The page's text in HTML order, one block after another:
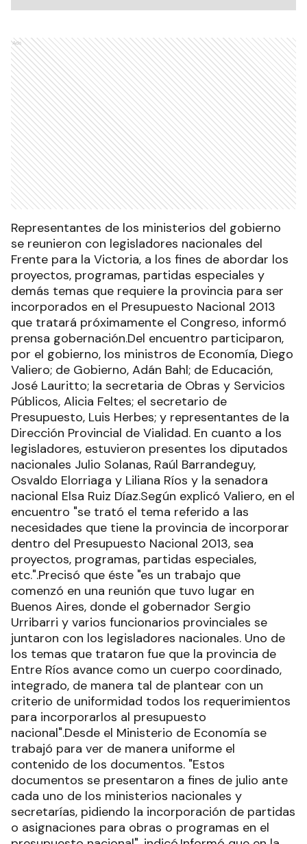
Ads
Representantes de los ministerios del gobierno
se reunieron con legisladores nacionales del
Frente para la Victoria, a los fines de abordar los
proyectos, programas, partidas especiales y
demás temas que requiere la provincia para ser
incorporados en el Presupuesto Nacional 2013
que tratará próximamente el Congreso, informó
prensa gobernación.Del encuentro participaron,
por el gobierno, los ministros de Economía, Diego
Valiero; de Gobierno, Adán Bahl; de Educación,
José Lauritto; la secretaria de Obras y Servicios
Públicos, Alicia Feltes; el secretario de
Presupuesto, Luis Herbes; y representantes de la
Dirección Provincial de Vialidad. En cuanto a los
legisladores, estuvieron presentes los diputados
nacionales Julio Solanas, Raúl Barrandeguy,
Osvaldo Elorriaga y Liliana Ríos y la senadora
nacional Elsa Ruiz Díaz.Según explicó Valiero, en el
encuentro "se trató el tema referido a las
necesidades que tiene la provincia de incorporar
dentro del Presupuesto Nacional 2013, sea
proyectos, programas, partidas especiales,
etc.".Precisó que éste "es un trabajo que
comenzó en una reunión que tuvo lugar en
Buenos Aires, donde el gobernador Sergio
Urribarri y varios funcionarios provinciales se
juntaron con los legisladores nacionales. Uno de
los temas que trataron fue que la provincia de
Entre Ríos avance como un cuerpo coordinado,
integrado, de manera tal de plantear con un
criterio de uniformidad todos los requerimientos
para incorporarlos al presupuesto
nacional".Desde el Ministerio de Economía se
trabajó para ver de manera uniforme el
contenido de los documentos. "Estos
documentos se presentaron a fines de julio ante
cada uno de los ministerios nacionales y
secretarías, pidiendo la incorporación de partidas
o asignaciones para obras o programas en el